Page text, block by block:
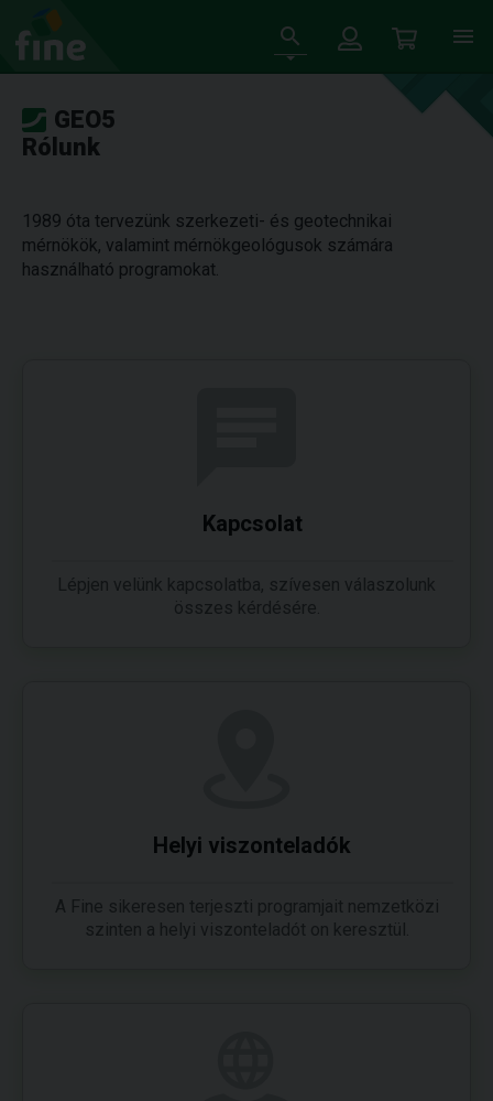
GEO5
Rólunk
1989 óta tervezünk szerkezeti- és geotechnikai
mérnökök, valamint mérnökgeológusok számára
használható programokat.
Kapcsolat
Lépjen velünk kapcsolatba, szívesen válaszolunk
összes kérdésére.
Helyi viszonteladók
A Fine sikeresen terjeszti programjait nemzetközi
szinten a helyi viszonteladót on keresztül.